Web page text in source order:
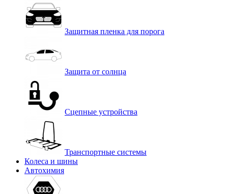
Защитная пленка для порога
Защита от солнца
Сцепные устройства
Транспортные системы
Колеса и шины
Автохимия